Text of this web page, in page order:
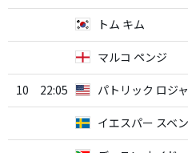
トム キム
マルコ ペンジ
10 22:05 パトリック ロジ
イエスパー スベ